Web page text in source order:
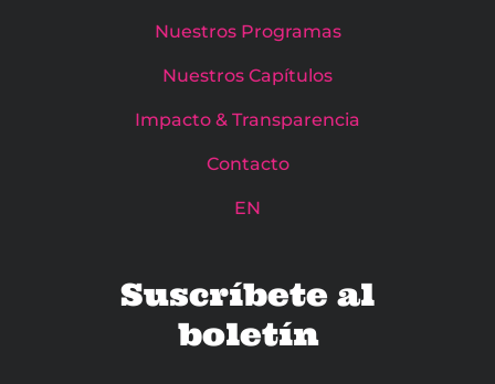
Nuestros Programas
Nuestros Capítulos
Impacto & Transparencia
Contacto
EN
Suscríbete al
boletín